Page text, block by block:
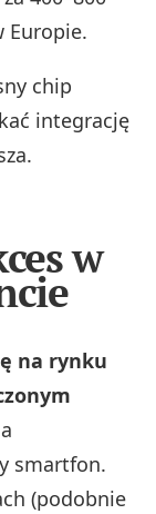
Europie.
chip
integrację
w
na rynku
smartfon.
(podobnie